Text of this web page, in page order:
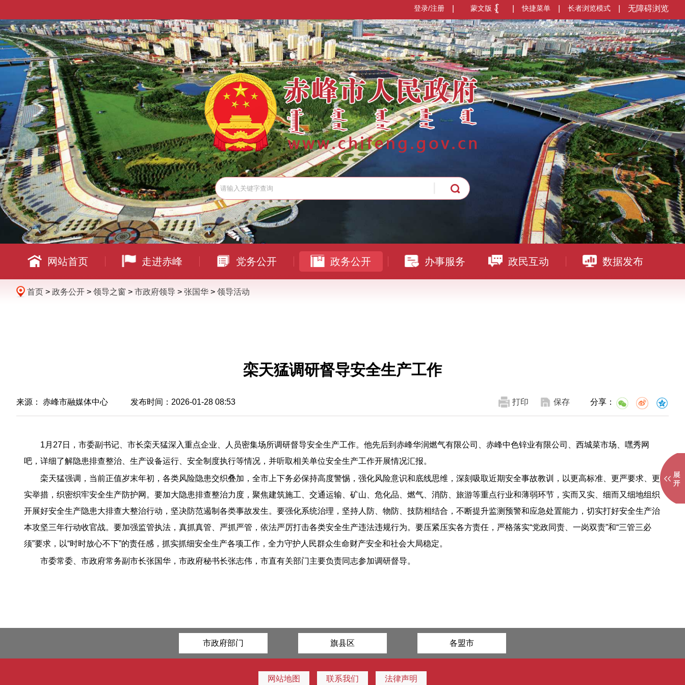
无障碍浏览
长者浏览模式
快捷菜单
蒙文版
登录/注册
网站首页 走进赤峰 党务公开 政务公开 办事服务 政民互动 数据发布
首页 > 政务公开 > 领导之窗 > 市政府领导 > 张国华 > 领导活动
栾天猛调研督导安全生产工作
来源： 赤峰市融媒体中心 发布时间：2026-01-28 08:53 打印 保存 分享：
1月27日，市委副书记、市长栾天猛深入重点企业、人员密集场所调研督导安全生产工作。他先后到赤峰华润燃气有限公司、赤峰中色锌业有限公司、西城菜市场、嘿秀网
吧，详细了解隐患排查整治、生产设备运行、安全制度执行等情况，并听取相关单位安全生产工作开展情况汇报。
栾天猛强调，当前正值岁末年初，各类风险隐患交织叠加，全市上下务必保持高度警惕，强化风险意识和底线思维，深刻吸取近期安全事故教训，以更高标准、更严要求、更
实举措，织密织牢安全生产防护网。要加大隐患排查整治力度，聚焦建筑施工、交通运输、矿山、危化品、燃气、消防、旅游等重点行业和薄弱环节，实而又实、细而又细地组织
开展好安全生产隐患大排查大整治行动，坚决防范遏制各类事故发生。要强化系统治理，坚持人防、物防、技防相结合，不断提升监测预警和应急处置能力，切实打好安全生产治
本攻坚三年行动收官战。要加强监管执法，真抓真管、严抓严管，依法严厉打击各类安全生产违法违规行为。要压紧压实各方责任，严格落实“党政同责、一岗双责”和“三管三必
须”要求，以“时时放心不下”的责任感，抓实抓细安全生产各项工作，全力守护人民群众生命财产安全和社会大局稳定。
市委常委、市政府常务副市长张国华，市政府秘书长张志伟，市直有关部门主要负责同志参加调研督导。
市政府部门 旗县区 各盟市
网站地图 联系我们 法律声明